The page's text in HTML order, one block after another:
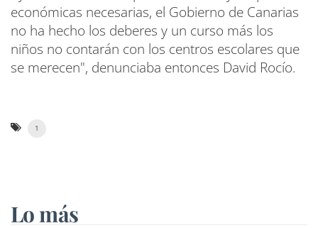
económicas necesarias, el Gobierno de Canarias
no ha hecho los deberes y un curso más los
niños no contarán con los centros escolares que
se merecen", denunciaba entonces David Rocío.
1
Lo más